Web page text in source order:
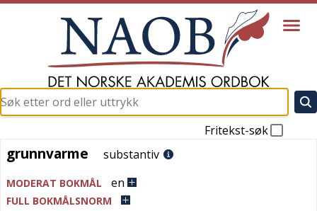
Fritekst-søk
grunnvarme
grunnvarme substantiv
MODERAT BOKMÅL en
FULL BOKMÅLSNORM